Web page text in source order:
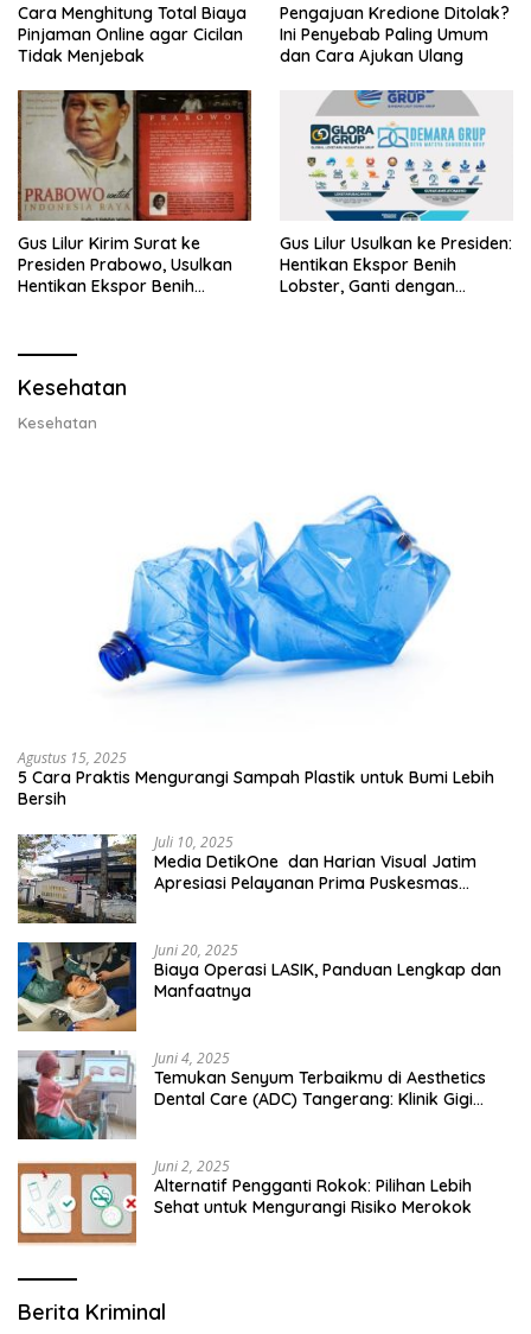
Cara Menghitung Total Biaya
Pinjaman Online agar Cicilan
Tidak Menjebak
Pengajuan Kredione Ditolak?
Ini Penyebab Paling Umum
dan Cara Ajukan Ulang
Gus Lilur Kirim Surat ke
Presiden Prabowo, Usulkan
Hentikan Ekspor Benih
Gus Lilur Usulkan ke Presiden:
Hentikan Ekspor Benih
Lobster, Ganti dengan
Kesehatan
Kesehatan
Agustus 15, 2025
5 Cara Praktis Mengurangi Sampah Plastik untuk Bumi Lebih
Bersih
Juli 10, 2025
Media DetikOne dan Harian Visual Jatim
Apresiasi Pelayanan Prima Puskesmas
Juni 20, 2025
Biaya Operasi LASIK, Panduan Lengkap dan
Manfaatnya
Juni 4, 2025
Temukan Senyum Terbaikmu di Aesthetics
Dental Care (ADC) Tangerang: Klinik Gigi
Juni 2, 2025
Alternatif Pengganti Rokok: Pilihan Lebih
Sehat untuk Mengurangi Risiko Merokok
Berita Kriminal